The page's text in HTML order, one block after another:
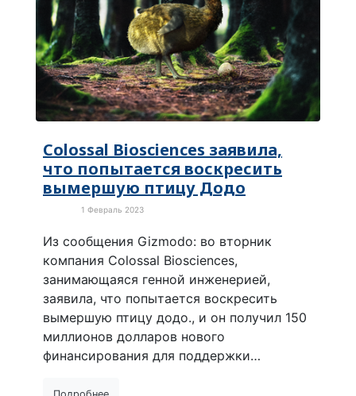
Colossal Biosciences заявила,
что попытается воскресить
вымершую птицу Додо
1 Февраль 2023
Из сообщения Gizmodo: во вторник
компания Colossal Biosciences,
занимающаяся генной инженерией,
заявила, что попытается воскресить
вымершую птицу додо., и он получил 150
миллионов долларов нового
финансирования для поддержки…